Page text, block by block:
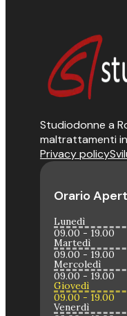
Studiodonne a
maltrattamenti
Privacy policy
Orario
Lunedì
09.00 - 19.00
Martedì
09.00 - 19.00
Mercoledì
09.00 - 19.00
Giovedì
09.00 - 19.00
Venerdì